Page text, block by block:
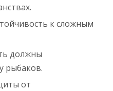
к сложным
должны
рыбаков.
от